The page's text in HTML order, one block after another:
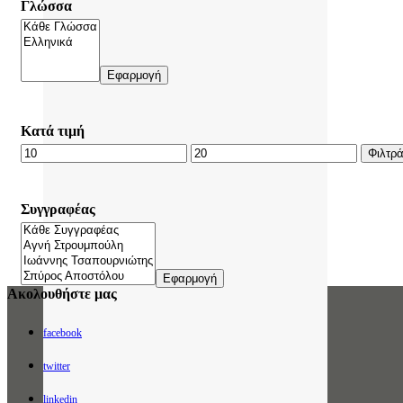
Γλώσσα
Εφαρμογή
Κατά τιμή
Ελάχιστη
τιμή
Μέγιστη
τιμή
Συγγραφέας
Εφαρμογή
Ακολουθήστε μας
facebook
twitter
linkedin